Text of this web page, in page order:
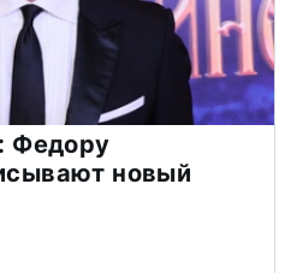
Федору
новый